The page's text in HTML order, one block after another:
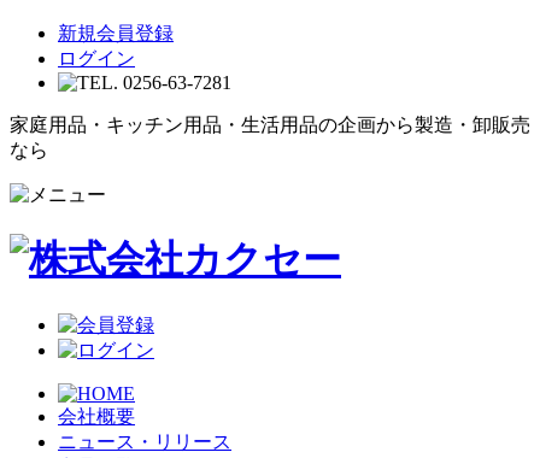
新規会員登録
ログイン
家庭用品・キッチン用品・生活用品の企画から製造・卸販売
なら
会社概要
ニュース・リリース